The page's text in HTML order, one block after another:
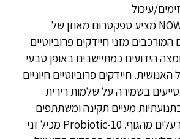
עיכול
NOW Probiotic 10 מציע ספקטרום מאוזן של
המורכבים מזני חיידקים פרוביוטיים
הידועים כמתיישבים באופן טבעי
חיידקים פרוביוטיים חיוניים
בשמירה על שלמות רירית
מעיים תקינה ומשתתפים
בתהליך ניקוי הרעלים מהגוף. Probiotic-10 מכיל זני